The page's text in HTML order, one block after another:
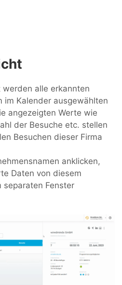
alle erkannten
im Kalender ausgewählten
angezeigten Werte wie
der Besuche etc. stellen
Besuchen dieser Firma
anklicken,
Daten von diesem
separaten Fenster